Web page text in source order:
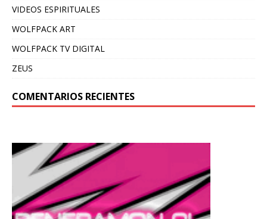
VIDEOS ESPIRITUALES
WOLFPACK ART
WOLFPACK TV DIGITAL
ZEUS
COMENTARIOS RECIENTES